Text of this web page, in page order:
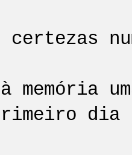
certezas
memória
dia